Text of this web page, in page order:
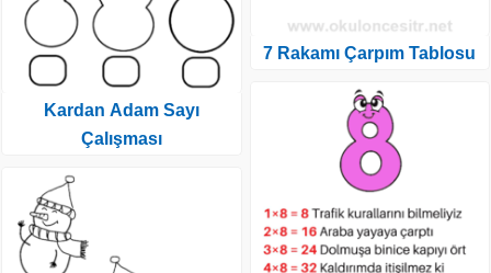
Kardan Adam Sayı
Çalışması
7 Rakamı Çarpım Tablosu